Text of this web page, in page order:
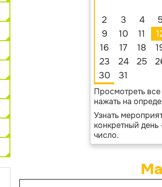
2
3 4 5
9
10 11
16
17 18
23
24 25
30
31
Просмотреть
нажать на
Узнать
конкретный день
число.